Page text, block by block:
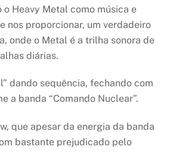
o Heavy Metal como música e
nos proporcionar, um verdadeiro
onde o Metal é a trilha sonora de
diárias.
dando sequência, fechando com
a banda “Comando Nuclear”.
que apesar da energia da banda
bastante prejudicado pelo